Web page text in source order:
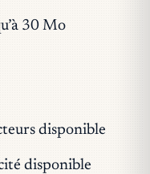
30 Mo
disponible
disponible